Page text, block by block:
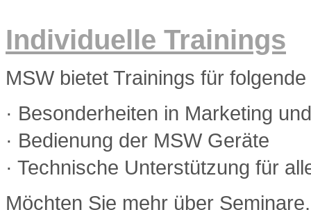
Individuelle Trainings
MSW bietet Trainings für
· Besonderheiten in Marketing
· Bedienung der MSW Geräte
· Technische Unterstützung für
Möchten Sie mehr über